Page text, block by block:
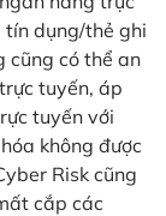
tín dụng/thẻ ghi
cũng có thể an
tuyến, áp
tuyến với
không được
Risk cũng
cắp các